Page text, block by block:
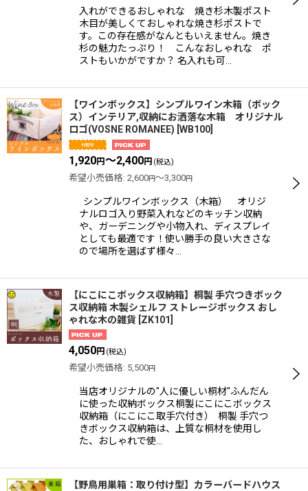
入れができるおしゃれな 焼き杉木製ポスト
木目が美しくておしゃれな焼き杉ポストで
す。この存在感がなんともいえません。焼き
杉の魅力たっぷり！ こんなおしゃれな ポ
ストもいかがですか？ 名入れも可…
【ワインボックス】シンプルワイン木箱（ボック
ス）インテリア,収納にお洒落な木箱 オリジナル
ロゴ(VOSNE ROMANEE) WB100
1,920円～2,400円 (税込)
希望小売価格: 2,600円～3,300円
シンプルワインボックス（木箱） オリジ
ナルロゴ入り野菜入れなどのキッチン収納
や、ガーデニングや小物入れ、ディスプレイ
としても最適です！使い勝手の良い大きさな
ので場所を選ばず様々…
【にこにこボックス収納箱】桐製 手穴つきボック
ス収納箱 木製シェルフ ストレージボックス おし
ゃれな木の雑貨 ZK101
4,050円 (税込)
希望小売価格: 5,500円
当店オリジナルの"人に優しい桐材"ふんだん
に使った収納ボックス桐製にこにこボックス
収納箱（にこにこ取手穴付き） 桐製 手穴つ
きボックス収納箱は、上質な桐材を使用し
た、おしゃれで使…
【野鳥用巣箱：取り付け型】カラーバードハウス